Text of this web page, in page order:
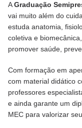
AGraduação
vai muito além do
estuda anatomia,
coletiva e
promover saúde,
Com formação em
com material didático
professores
e ainda garante um
MEC para valorizar